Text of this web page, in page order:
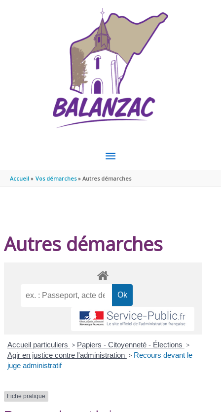
MENU
PRINCIPAL
Accueil Vos démarches Autres démarches
Autres démarches
Accueil particuliers > Papiers - Citoyenneté - Élections >
Agir en justice contre l'administration > Recours devant le
juge administratif
Fiche pratique